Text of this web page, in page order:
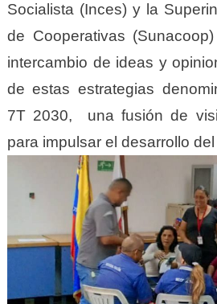
Socialista (Inces) y la
de Cooperativas
intercambio de ideas y
de estas estrategias
7T 2030, una fusión de
para impulsar el desarrollo